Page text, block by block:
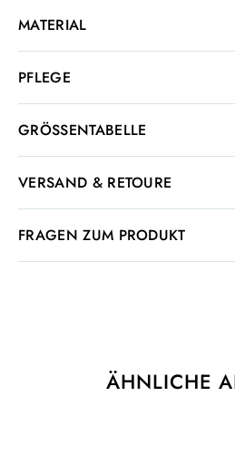
MATERIAL
PFLEGE
GRÖSSENTABELLE
VERSAND & RETOURE
FRAGEN ZUM PRODUKT
ÄHNLICHE